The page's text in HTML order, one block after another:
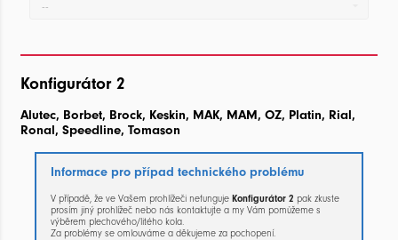
--
Konfigurátor 2
Alutec, Borbet, Brock, Keskin, MAK, MAM, OZ, Platin, Rial,
Ronal, Speedline, Tomason
Informace pro případ technického problému
V případě, že ve Vašem prohlížeči nefunguje Konfigurátor 2 pak zkuste
prosím jiný prohlížeč nebo nás kontaktujte a my Vám pomůžeme s
výběrem plechového/litého kola.
Za problémy se omlouváme a děkujeme za pochopení.